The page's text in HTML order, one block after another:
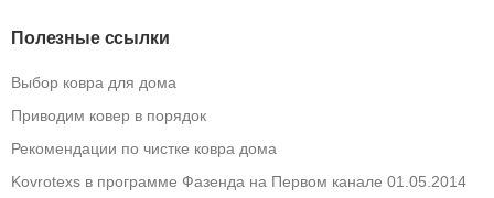
Полезные ссылки
Выбор ковра для дома
Приводим ковер в порядок
Рекомендации по чистке ковра дома
Kovrotexs в программе Фазенда на Первом канале 01.05.2014